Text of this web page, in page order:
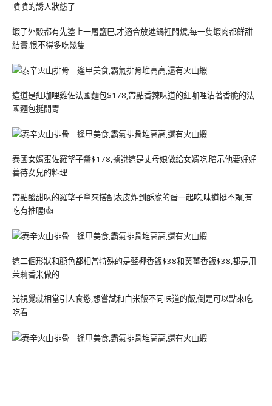
噴噴的誘人狀態了
蝦子外殼都有先塗上一層鹽巴,才適合放進鍋裡悶燒,每一隻蝦肉都鮮甜
結實,恨不得多吃幾隻
這道是紅咖哩雞佐法國麵包$178,帶點香辣味道的紅咖哩沾著香脆的法
國麵包挺開胃
泰國女婿蛋佐羅望子醬$178,據說這是丈母娘做給女婿吃,暗示他要好好
善待女兒的料理
帶點酸甜味的羅望子拿來搭配表皮炸到酥脆的蛋一起吃,味道挺不賴,有
吃有推喔!👍
這二個形狀和顏色都相當特殊的是藍椰香飯$38和黃薑香飯$38,都是用
茉莉香米做的
光視覺就相當引人食慾,想嘗試和白米飯不同味道的飯,倒是可以點來吃
吃看